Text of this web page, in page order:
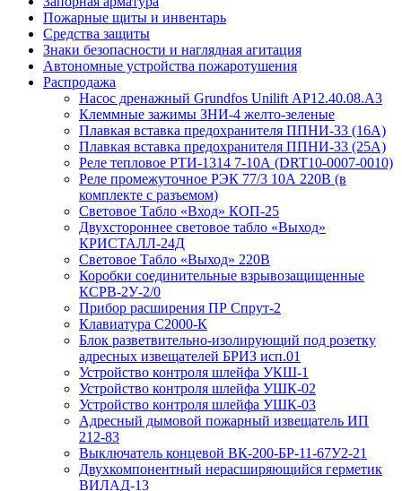
Пожарные щиты и инвентарь
Средства защиты
Знаки безопасности и наглядная агитация
Автономные устройства пожаротушения
Распродажа
Насос дренажный Grundfos Unilift АP12.40.08.A3
Клеммные зажимы ЗНИ-4 желто-зеленые
Плавкая вставка предохранителя ППНИ-33 (16А)
Плавкая вставка предохранителя ППНИ-33 (25А)
Реле тепловое РТИ-1314 7-10А (DRT10-0007-0010)
Реле промежуточное РЭК 77/3 10А 220В (в
комплекте с разъемом)
Световое Табло «Вход» КОП-25
Двухстороннее световое табло «Выход»
КРИСТАЛЛ-24Д
Световое Табло «Выход» 220В
Коробки соединительные взрывозащищенные
КСРВ-2У-2/0
Прибор расширения ПР Спрут-2
Клавиатура С2000-К
Блок разветвительно-изолирующий под розетку
адресных извещателей БРИЗ исп.01
Устройство контроля шлейфа УКШ-1
Устройство контроля шлейфа УШК-02
Устройство контроля шлейфа УШК-03
Адресный дымовой пожарный извещатель ИП
212-83
Выключатель концевой ВК-200-БР-11-67У2-21
Двухкомпонентный нерасширяющийся герметик
ВИЛАД-13